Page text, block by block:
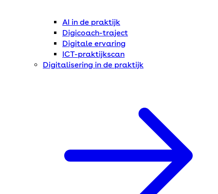
AI in de praktijk
Digicoach-traject
Digitale ervaring
ICT-praktijkscan
Digitalisering in de praktijk